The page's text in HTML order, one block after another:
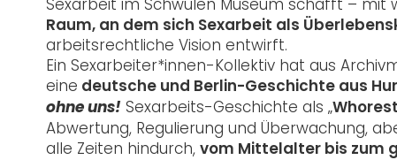
Sexarbeit im Schwulen Museum schafft – mit
Raum, an dem sich Sexarbeit als
arbeitsrechtliche Vision entwirft.
Ein Sexarbeiter*innen-Kollektiv hat aus
eine deutsche und Berlin-Geschichte aus
ohne uns! Sexarbeits-Geschichte als „
Abwertung, Regulierung und Überwachung,
alle Zeiten hindurch, vom Mittelalter bis zum